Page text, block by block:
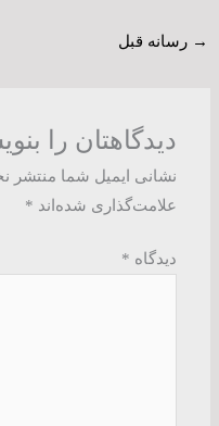
→ رسانه قبل
دیدگاهتان را
نشانی ایمیل شما منتشر
علامت‌گذاری شده‌اند *
دیدگاه *